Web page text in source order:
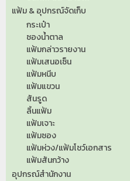
แฟ้ม & อุปกรณ์จัดเก็บ
กระเป๋า
ซองน้ำตาล
แฟ้มกล่าวรายงาน
แฟ้มเสนอเซ็น
แฟ้มหนีบ
แฟ้มแขวน
สันรูด
ลิ้นแฟ้ม
แฟ้มเจาะ
แฟ้มซอง
แฟ้มห่วง/แฟ้มโชว์เอกสาร
แฟ้มสันกว้าง
อุปกรณ์สำนักงาน